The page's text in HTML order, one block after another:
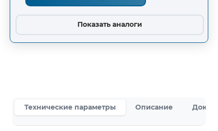
Показать аналоги
Технические параметры Описание